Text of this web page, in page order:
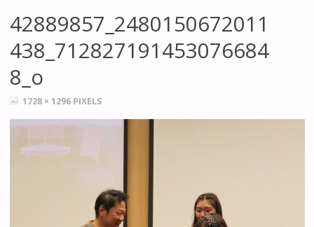
42889857_2480150672011
438_712827191453076684
8_o
FULL1728 × 1296 PIXELS